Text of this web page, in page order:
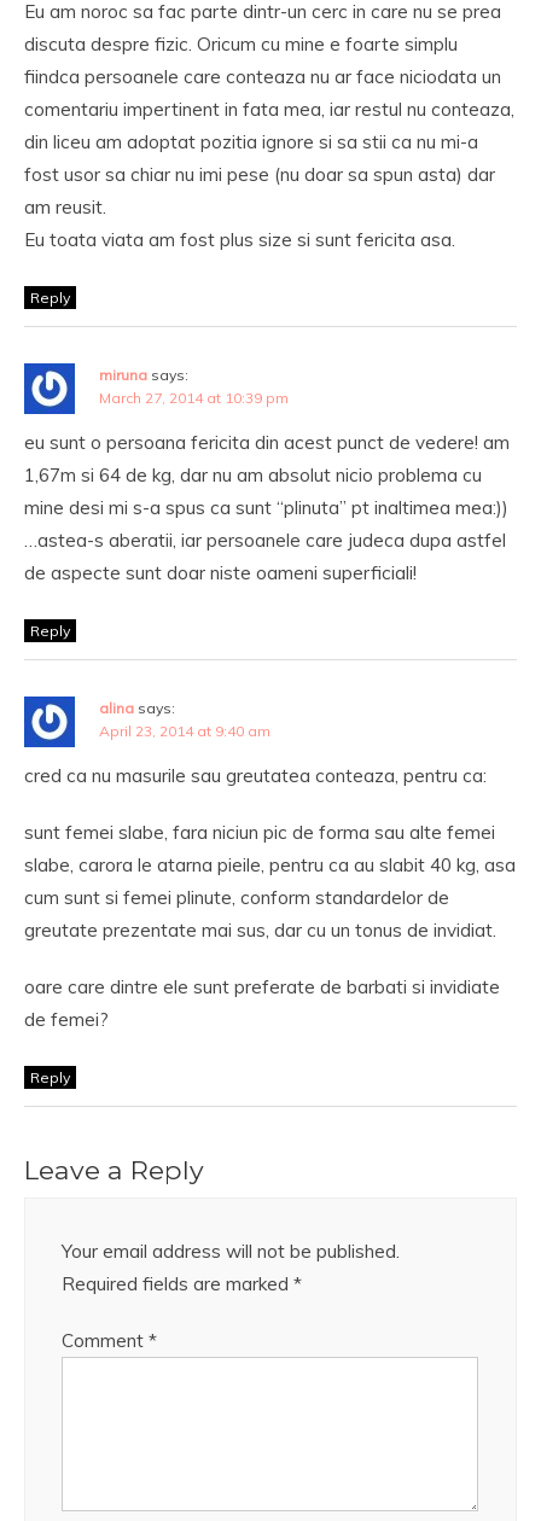
Eu am noroc sa fac parte dintr-un cerc in care nu se prea
discuta despre fizic. Oricum cu mine e foarte simplu
fiindca persoanele care conteaza nu ar face niciodata un
comentariu impertinent in fata mea, iar restul nu conteaza,
din liceu am adoptat pozitia ignore si sa stii ca nu mi-a
fost usor sa chiar nu imi pese (nu doar sa spun asta) dar
am reusit.
Eu toata viata am fost plus size si sunt fericita asa.
Reply
miruna says:
March 27, 2014 at 10:39 pm
eu sunt o persoana fericita din acest punct de vedere! am
1,67m si 64 de kg, dar nu am absolut nicio problema cu
mine desi mi s-a spus ca sunt “plinuta” pt inaltimea mea:))
…astea-s aberatii, iar persoanele care judeca dupa astfel
de aspecte sunt doar niste oameni superficiali!
Reply
alina says:
April 23, 2014 at 9:40 am
cred ca nu masurile sau greutatea conteaza, pentru ca:
sunt femei slabe, fara niciun pic de forma sau alte femei
slabe, carora le atarna pieile, pentru ca au slabit 40 kg, asa
cum sunt si femei plinute, conform standardelor de
greutate prezentate mai sus, dar cu un tonus de invidiat.
oare care dintre ele sunt preferate de barbati si invidiate
de femei?
Reply
Leave a Reply
Your email address will not be published.
Required fields are marked *
Comment *